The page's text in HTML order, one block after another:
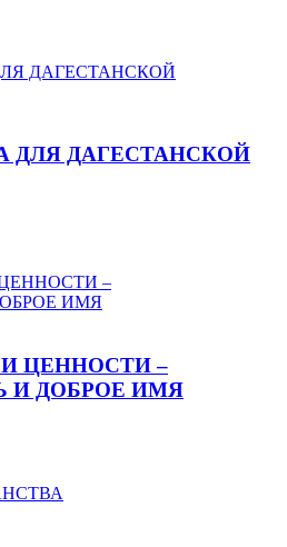
ДЛЯ ДАГЕСТАНСКОЙ
ЦЕННОСТИ –
И ДОБРОЕ ИМЯ